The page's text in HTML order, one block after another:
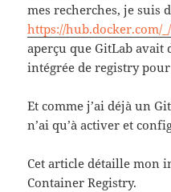
mes recherches, je suis
https://hub.docker.com/
aperçu que GitLab
intégrée de registry
Et comme j’ai déjà un
n’ai qu’à activer et
Cet article détaille mon
Container Registry.